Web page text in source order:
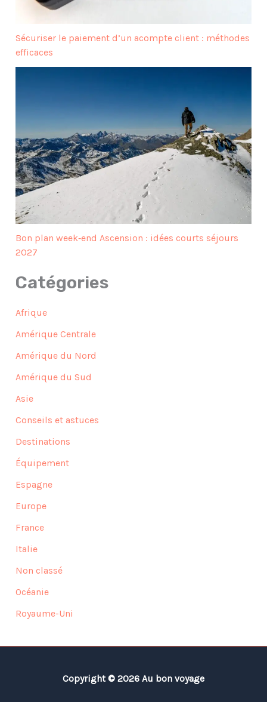
Sécuriser le paiement d’un acompte client : méthodes
efficaces
Bon plan week‑end Ascension : idées courts séjours
2027
Catégories
Afrique
Amérique Centrale
Amérique du Nord
Amérique du Sud
Asie
Conseils et astuces
Destinations
Équipement
Espagne
Europe
France
Italie
Non classé
Océanie
Royaume-Uni
Copyright © 2026 Au bon voyage